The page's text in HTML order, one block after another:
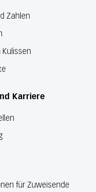
Zahlen
Kulissen
Karriere
für Zuweisende